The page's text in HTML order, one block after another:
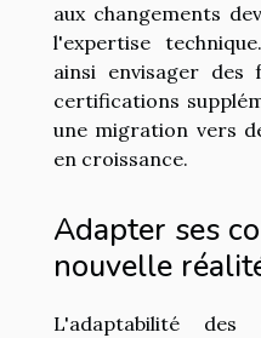
aux changements
l'expertise
ainsi envisager des
certifications
une migration vers
en croissance.
Adapter ses
nouvelle
L'adaptabilité des